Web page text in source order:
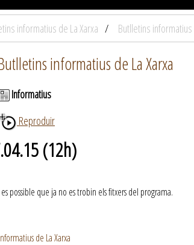
informatius de La Xarxa Butlletins informatius
informatius de La Xarxa
Informatius
Reproduir
(12h)
possible que ja no es trobin els fitxers del programa.
de La Xarxa